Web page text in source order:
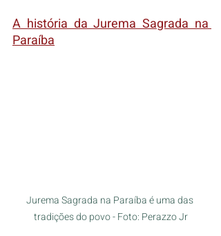
A história da Jurema Sagrada na
Paraíba
Jurema Sagrada na Paraíba é uma das
tradições do povo - Foto: Perazzo Jr